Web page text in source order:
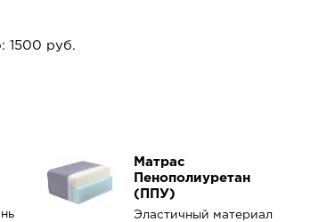
1500 руб.
Матрас
Пенополиуретан
(ППУ)
Эластичный материал